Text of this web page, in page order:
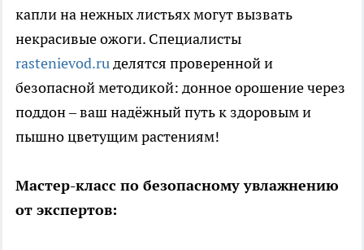
капли на нежных листьях могут вызвать
некрасивые ожоги. Специалисты
rastenievod.ruделятся проверенной и
безопасной методикой: донное орошение через
поддон – ваш надёжный путь к здоровым и
пышно цветущим растениям!
Мастер-класс по безопасному увлажнению
от экспертов: